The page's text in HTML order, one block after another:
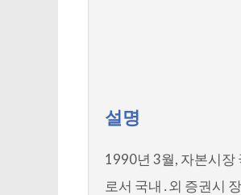
설명
1990년 3월, 자본시장
로서 국내․외 증권시